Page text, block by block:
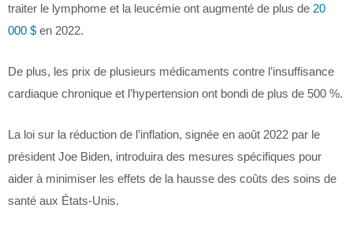
traiter le lymphome et la leucémie ont augmenté de plus de 20
000 $ en 2022.
De plus, les prix de plusieurs médicaments contre l’insuffisance
cardiaque chronique et l’hypertension ont bondi de plus de 500 %.
La loi sur la réduction de l’inflation, signée en août 2022 par le
président Joe Biden, introduira des mesures spécifiques pour
aider à minimiser les effets de la hausse des coûts des soins de
santé aux États-Unis.